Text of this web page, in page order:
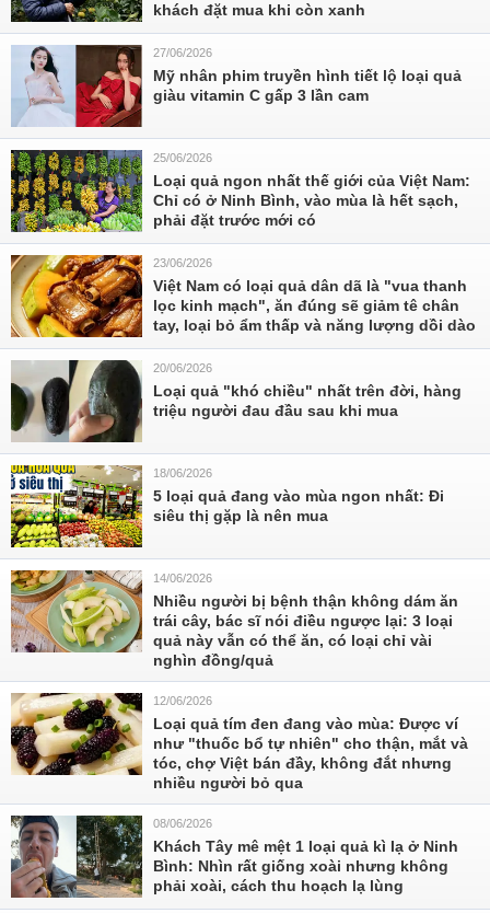
khách đặt mua khi còn xanh
27/06/2026
Mỹ nhân phim truyền hình tiết lộ loại quả
giàu vitamin C gấp 3 lần cam
25/06/2026
Loại quả ngon nhất thế giới của Việt Nam:
Chỉ có ở Ninh Bình, vào mùa là hết sạch,
phải đặt trước mới có
23/06/2026
Việt Nam có loại quả dân dã là "vua thanh
lọc kinh mạch", ăn đúng sẽ giảm tê chân
tay, loại bỏ ẩm thấp và năng lượng dồi dào
20/06/2026
Loại quả "khó chiều" nhất trên đời, hàng
triệu người đau đầu sau khi mua
18/06/2026
5 loại quả đang vào mùa ngon nhất: Đi
siêu thị gặp là nên mua
14/06/2026
Nhiều người bị bệnh thận không dám ăn
trái cây, bác sĩ nói điều ngược lại: 3 loại
quả này vẫn có thể ăn, có loại chỉ vài
nghìn đồng/quả
12/06/2026
Loại quả tím đen đang vào mùa: Được ví
như "thuốc bổ tự nhiên" cho thận, mắt và
tóc, chợ Việt bán đầy, không đắt nhưng
nhiều người bỏ qua
08/06/2026
Khách Tây mê mệt 1 loại quả kì lạ ở Ninh
Bình: Nhìn rất giống xoài nhưng không
phải xoài, cách thu hoạch lạ lùng